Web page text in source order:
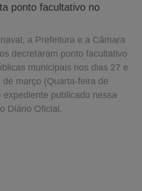
ponto facultativo no
a Prefeitura e a Câmara
decretaram ponto facultativo
municipais nos dias 27 e
de março (Quarta-feira de
expediente publicado nessa
Diário Oficial.